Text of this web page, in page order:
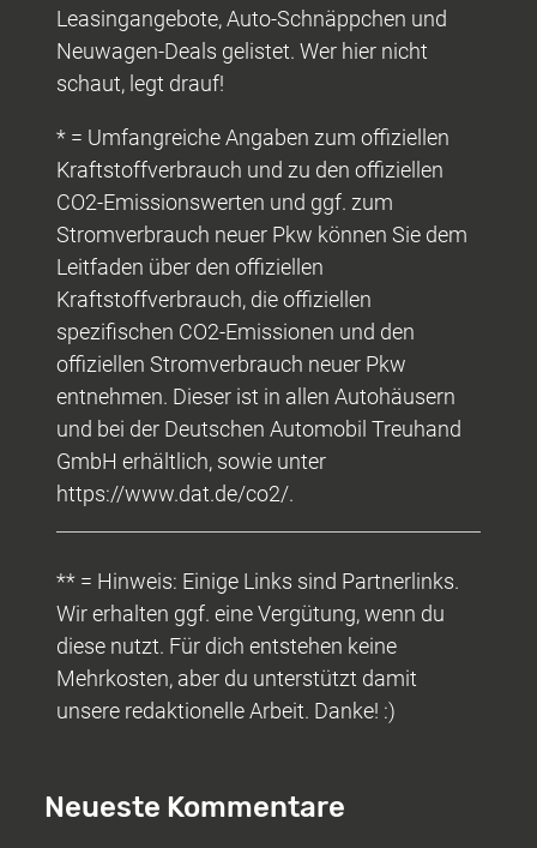
Leasingangebote, Auto-Schnäppchen und
Neuwagen-Deals gelistet. Wer hier nicht
schaut, legt drauf!
* = Umfangreiche Angaben zum offiziellen
Kraftstoffverbrauch und zu den offiziellen
CO2-Emissionswerten und ggf. zum
Stromverbrauch neuer Pkw können Sie dem
Leitfaden über den offiziellen
Kraftstoffverbrauch, die offiziellen
spezifischen CO2-Emissionen und den
offiziellen Stromverbrauch neuer Pkw
entnehmen. Dieser ist in allen Autohäusern
und bei der Deutschen Automobil Treuhand
GmbH erhältlich, sowie unter
https://www.dat.de/co2/.
** = Hinweis: Einige Links sind Partnerlinks.
Wir erhalten ggf. eine Vergütung, wenn du
diese nutzt. Für dich entstehen keine
Mehrkosten, aber du unterstützt damit
unsere redaktionelle Arbeit. Danke! :)
Neueste Kommentare